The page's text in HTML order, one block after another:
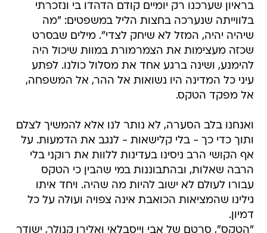
בראיון שערכנו רק יומיים קודם הדהדו בי ונזכרתי
בלווייתה שנערכה בחצות הליל במשפטים: "מה
שיהיה יהיה, המזל לא שיחק לצדי". מילים שבסרט
שכזה מעצימות את הצמרמורת במוות שיכול היה
להימנע, ושינה ברגע אחד את מסלול כולנו. לפתע
עיני כל המדינה היו נשואות אל ההר, אל המשפחה,
אל מפקד הטקס.
ואנחנו בלב הסערה, לא נותר לנו אלא להמשיך לצלם
ותוך כדי כך - בלי קלישאות - לנגב את הדמעות. על
אף הקושי הרב ניסינו בעדינות ללוות את רוקני בלי
הרבה שאלות, ובהתבוננות במי שהבין כי הטקס
עבורו לעולם לא ישוב להיות מה שהיה. ויחד איתו
גילינו שהמציאות הכואבת אינה צפויה ועולה על כל
דמיון.
"הטקס", סרטם של אבי וייסבלאי ואלירן קנולר, ישודר